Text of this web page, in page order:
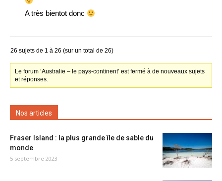
A très bientot donc
26 sujets de 1 à 26 (sur un total de 26)
Le forum ‘Australie – le pays-continent’ est fermé à de nouveaux sujets
et réponses.
Nos articles
Fraser Island : la plus grande île de sable du
monde
5 septembre 2023